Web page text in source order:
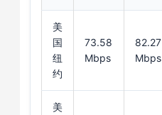
美
国
纽
约
73.58
Mbps
82.27
Mbps
美